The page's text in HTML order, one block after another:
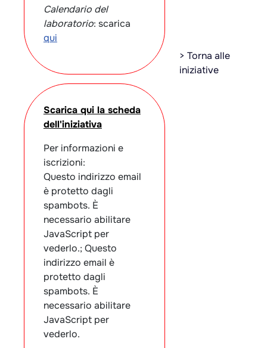
Calendario del
laboratorio: scarica
qui
Scarica qui la scheda
dell'iniziativa
Per informazioni e
iscrizioni:
Questo indirizzo email
è protetto dagli
spambots. È
necessario abilitare
JavaScript per
vederlo.; Questo
indirizzo email è
protetto dagli
spambots. È
necessario abilitare
JavaScript per
vederlo.
> Torna alle
iniziative